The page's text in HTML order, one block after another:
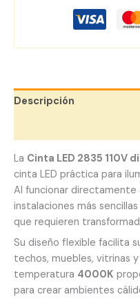
Descripción
La Cinta LED 2835 110V
cinta LED práctica para
Al funcionar directamente
instalaciones más
que requieren
Su diseño flexible facilita
techos, muebles, vitrinas
temperatura 4000K
para crear ambientes